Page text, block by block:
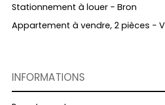
Stationnement à louer - Bron
Appartement à vendre, 2 pièces -
INFORMATIONS